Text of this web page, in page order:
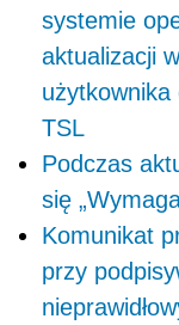
systemie
aktualizacji
TSL
Podczas
się
Komunikat
przy